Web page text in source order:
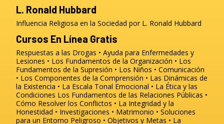
L. Ronald Hubbard
Influencia Religiosa en la Sociedad por L. Ronald Hubbard
Cursos En Línea Gratis
Respuestas a las Drogas
Ayuda para Enfermedades y
Lesiones
Los Fundamentos de la Organización
Los
Fundamentos de la Supresión
Los Niños
Comunicación
Los Componentes de la Comprensión
Las Dinámicas de
la Existencia
La Escala Tonal Emocional
La Ética y las
Condiciones Los Fundamentos de las Relaciones Públicas
Cómo Resolver los Conflictos
La Integridad y la
Honestidad
Investigaciones Matrimonio
Soluciones
para un Entorno Peligroso
Objetivos y Metas La